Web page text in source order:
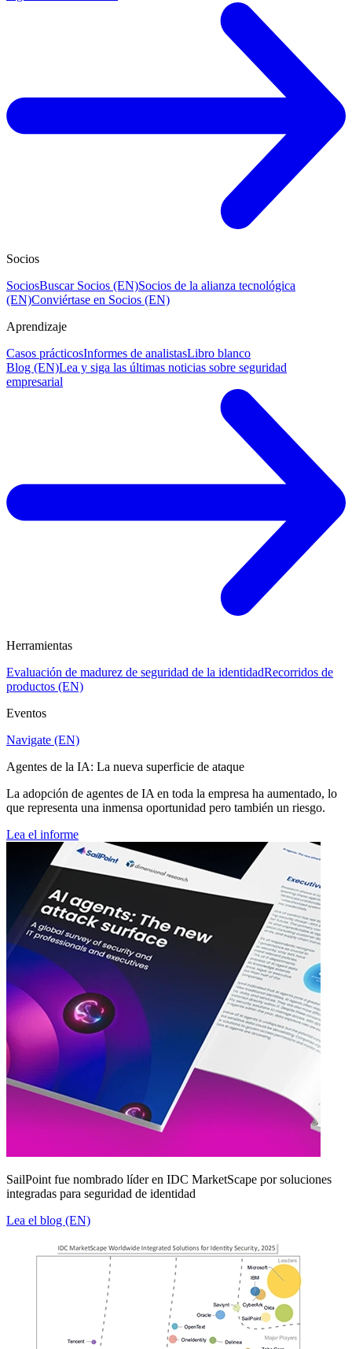
Socios
SociosBuscar Socios (EN)Socios de la alianza tecnológica
(EN)Conviértase en Socios (EN)
Aprendizaje
Casos prácticosInformes de analistasLibro blanco
Blog (EN)Lea y siga las últimas noticias sobre seguridad
empresarial
Herramientas
Evaluación de madurez de seguridad de la identidadRecorridos de
productos (EN)
Eventos
Navigate (EN)
Agentes de la IA: La nueva superficie de ataque
La adopción de agentes de IA en toda la empresa ha aumentado, lo
que representa una inmensa oportunidad pero también un riesgo.
Lea el informe
SailPoint fue nombrado líder en IDC MarketScape por soluciones
integradas para seguridad de identidad
Lea el blog (EN)